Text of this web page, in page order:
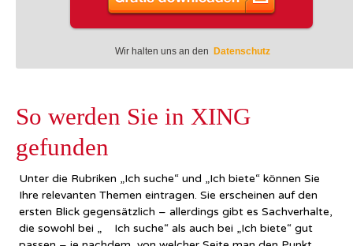
Wir halten uns an den Datenschutz
So werden Sie in XING
gefunden
Unter die Rubriken „Ich suche“ und „Ich biete“ können Sie
Ihre relevanten Themen eintragen. Sie erscheinen auf den
ersten Blick gegensätzlich – allerdings gibt es Sachverhalte,
die sowohl bei „ Ich suche“ als auch bei „Ich biete“ gut